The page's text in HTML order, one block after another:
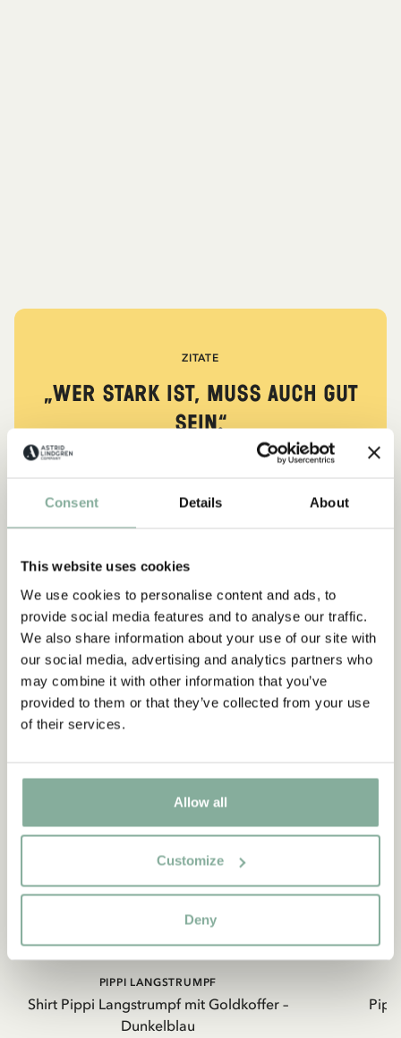
Consent Details About
This website uses cookies
We use cookies to personalise content and ads, to
provide social media features and to analyse our traffic.
We also share information about your use of our site with
our social media, advertising and analytics partners who
may combine it with other information that you’ve
provided to them or that they’ve collected from your use
of their services.
Allow all
Customize
Deny
ZITATE
„Wer stark ist, muss auch gut
sein.“
aus Kennst du Pippi Langstrumpf?
NEU
Shirt Pippi Langstrumpf mit Goldkoffer –
Dunkelblau
PIPPI LANGSTRUMPF
-15%